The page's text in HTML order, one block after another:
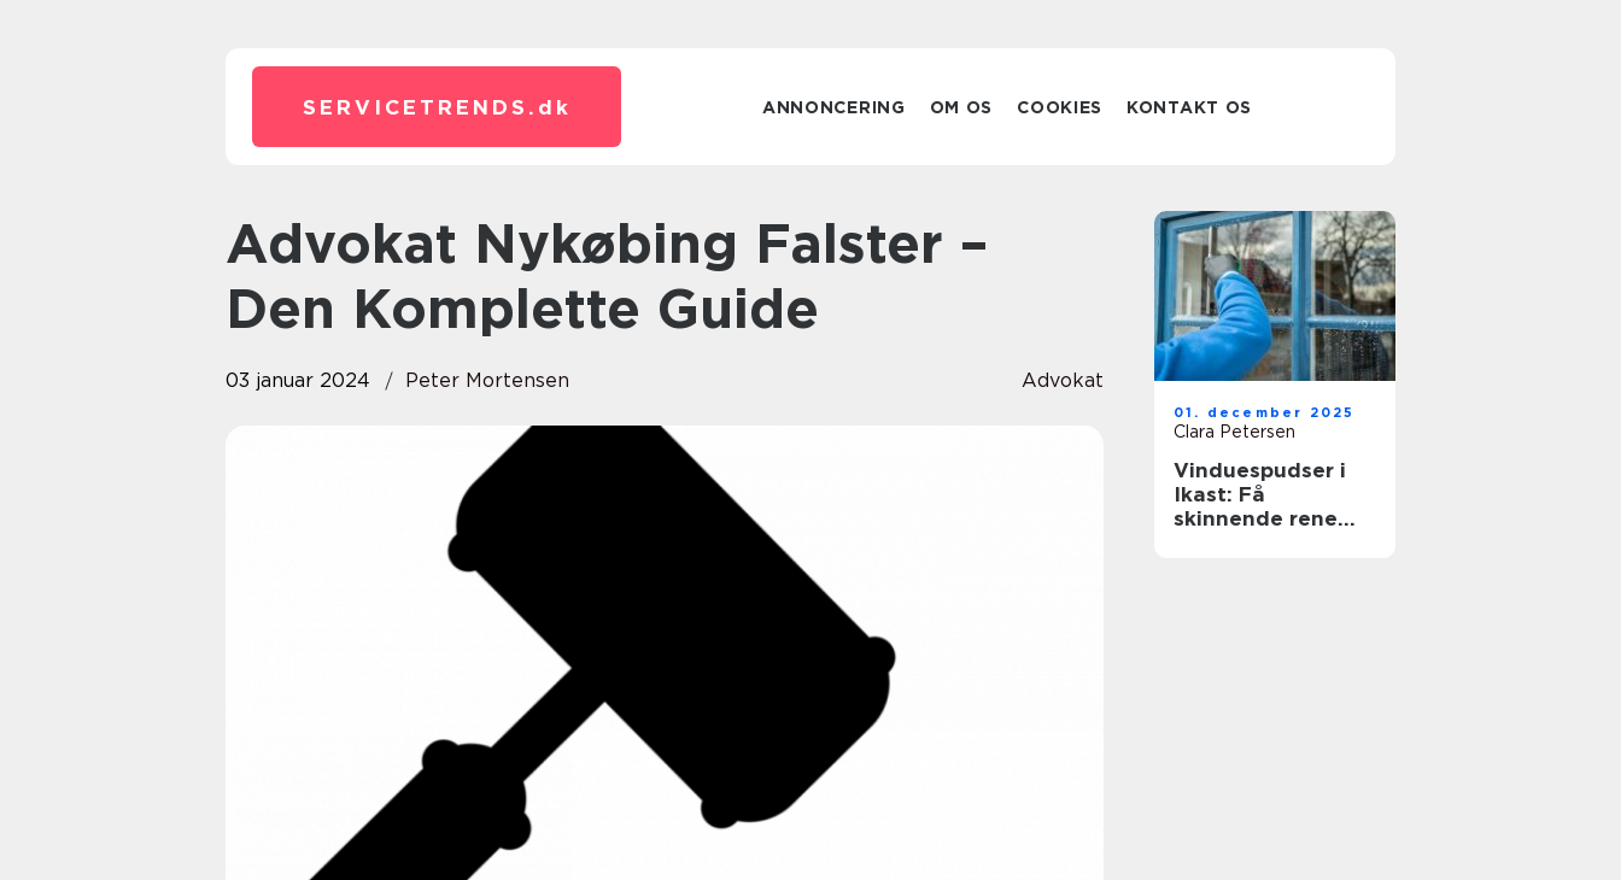
SERVICETRENDS. dk ANNONCERING OM OS COOKIES KONTAKT OS
Advokat Nykøbing Falster –
Den Komplette Guide
03 januar 2024 Peter Mortensen Advokat
01. december 2025
Clara Petersen
Vinduespudser i
Ikast: Få
skinnende rene